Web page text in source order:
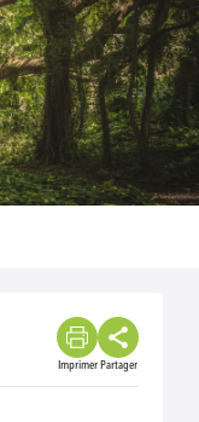
Imprimer Partager